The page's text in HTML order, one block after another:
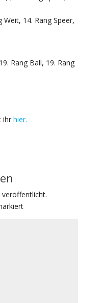
Weit, 14. Rang Speer,
Rang Ball, 19. Rang
ihr hier.
veröffentlicht.